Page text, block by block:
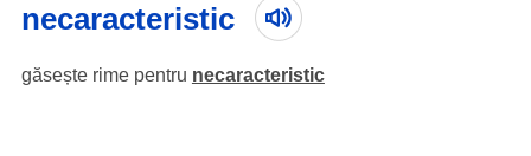
necaracteristic
găsește rime pentru necaracteristic